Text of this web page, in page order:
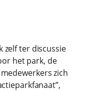
zelf ter discussie
het park, de
zich